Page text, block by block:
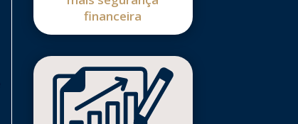
financeira